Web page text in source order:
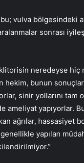
bu; vulva bölgesindeki
sonrası
neredeyse hiç
hekim, bunun
sinir yollarını tam
ameliyat yapıyorlar.
ağrılar, hassasiyet
yapılan